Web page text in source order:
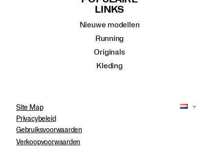
LINKS
Nieuwe modellen
Running
Originals
Kleding
Site Map
Privacybeleid
Gebruiksvoorwaarden
Verkoopvoorwaarden